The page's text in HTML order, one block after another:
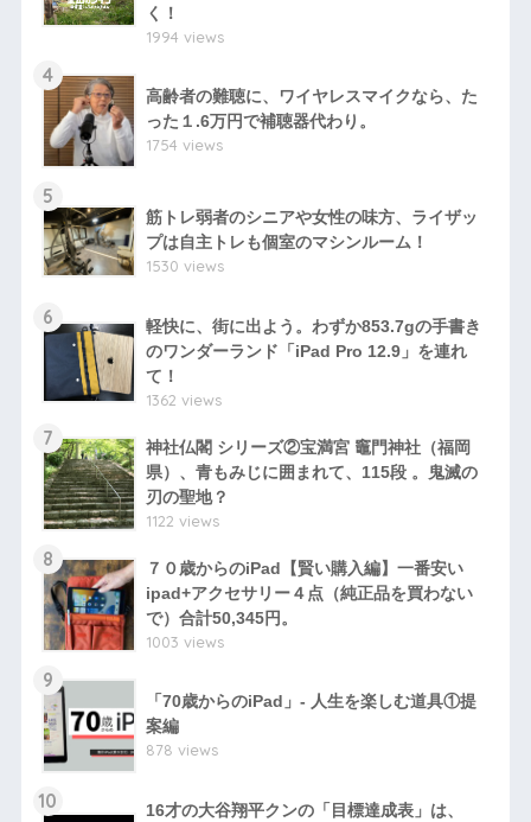
く！
1994 views
4
高齢者の難聴に、ワイヤレスマイクなら、た
った１.6万円で補聴器代わり。
1754 views
5
筋トレ弱者のシニアや女性の味方、ライザッ
プは自主トレも個室のマシンルーム！
1530 views
6
軽快に、街に出よう。わずか853.7gの手書き
のワンダーランド「iPad Pro 12.9」を連れ
て！
1362 views
7
神社仏閣 シリーズ②宝満宮 竈門神社（福岡
県）、青もみじに囲まれて、115段 。鬼滅の
刃の聖地？
1122 views
8
７０歳からのiPad【賢い購入編】一番安い
ipad+アクセサリー４点（純正品を買わない
で）合計50,345円。
1003 views
9
「70歳からのiPad」- 人生を楽しむ道具①提
案編
878 views
10
16才の大谷翔平クンの「目標達成表」は、